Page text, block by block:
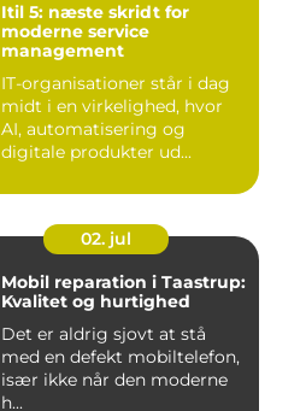
Itil 5: næste skridt for
moderne service
management
IT-organisationer står i dag
midt i en virkelighed, hvor
AI, automatisering og
digitale produkter ud...
02. jul
Mobil reparation i Taastrup:
Kvalitet og hurtighed
Det er aldrig sjovt at stå
med en defekt mobiltelefon,
især ikke når den moderne
h...